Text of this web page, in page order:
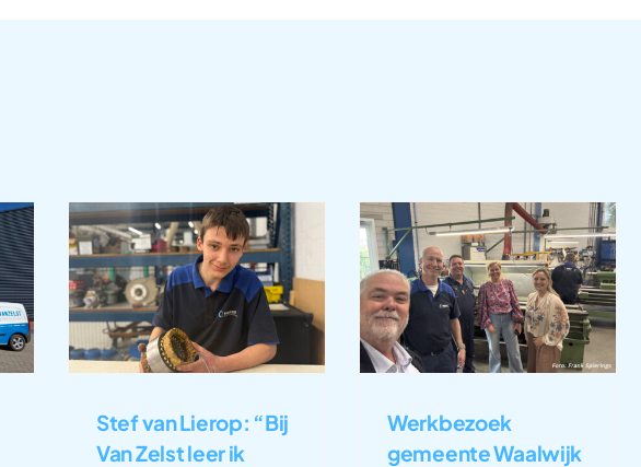
Stef van Lierop: “Bij
Van Zelst leer ik
Werkbezoek
gemeente Waalwijk